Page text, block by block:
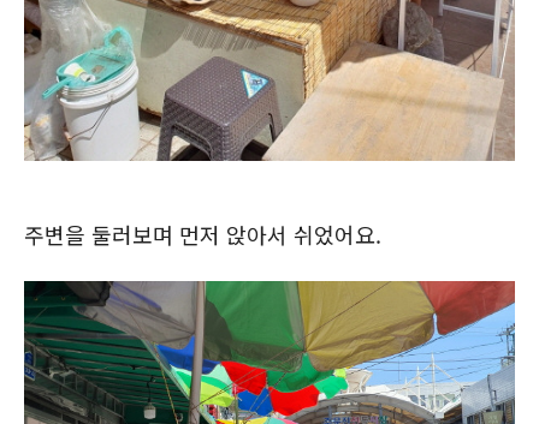
주변을 둘러보며 먼저 앉아서 쉬었어요.